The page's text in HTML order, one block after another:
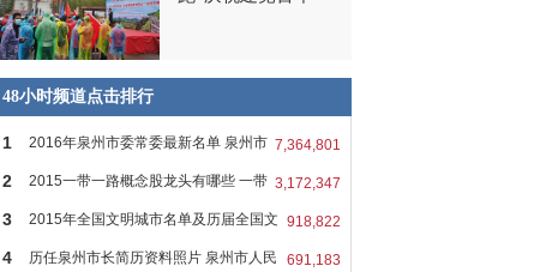
48小时频道点击排行
7,364,801
1 2016年泉州市委常委最新名单 泉州市
县 3,172,347
2 2015一带一路概念股龙头有哪些 一带
一 918,822
3 2015年全国文明城市名单及历届全国文
明 691,183
4 历任泉州市长简历资料照片 泉州市人民